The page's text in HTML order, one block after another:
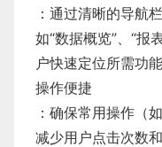
：通过清晰的导航
如“数据概览”、“报
户快速定位所需功能
操作便捷
：确保常用操作（
减少用户点击次数和